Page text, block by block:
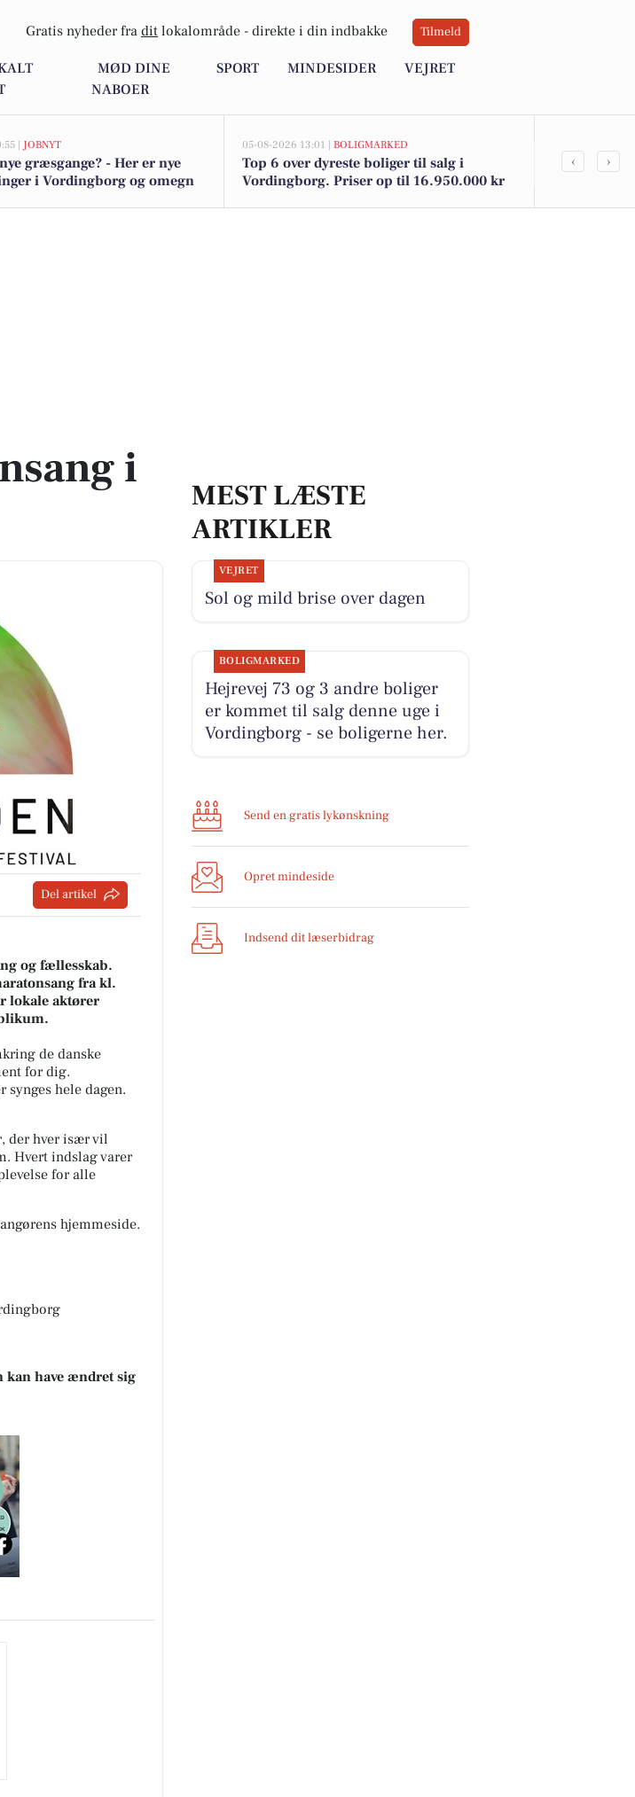
Gratis nyheder fra dit lokalområde - direkte i din indbakke Tilmeld
MØD DINE
NABOER
SPORT MINDESIDER VEJRET
| JOBNYT
græsgange? - Her er nye
i Vordingborg og omegn
05-08-2026 13:01 | BOLIGMARKED
Top 6 over dyreste boliger til salg i
Vordingborg. Priser op til 16.950.000 kr
Hejrevej
‹ ›
i
Del artikel
og fællesskab.
fra kl.
lokale aktører
de danske
for dig.
hele dagen.
der hver især vil
Hvert indslag varer
for alle
hjemmeside.
kan have ændret sig
MEST LÆSTE
ARTIKLER
VEJRET
Sol og mild brise over dagen
BOLIGMARKED
Hejrevej 73 og 3 andre boliger
er kommet til salg denne uge i
Vordingborg - se boligerne her.
Send en gratis lykønskning
Opret mindeside
Indsend dit læserbidrag